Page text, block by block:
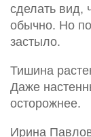
сделать вид,
обычно. Но
застыло.
Тишина
Даже
осторожнее.
Ирина